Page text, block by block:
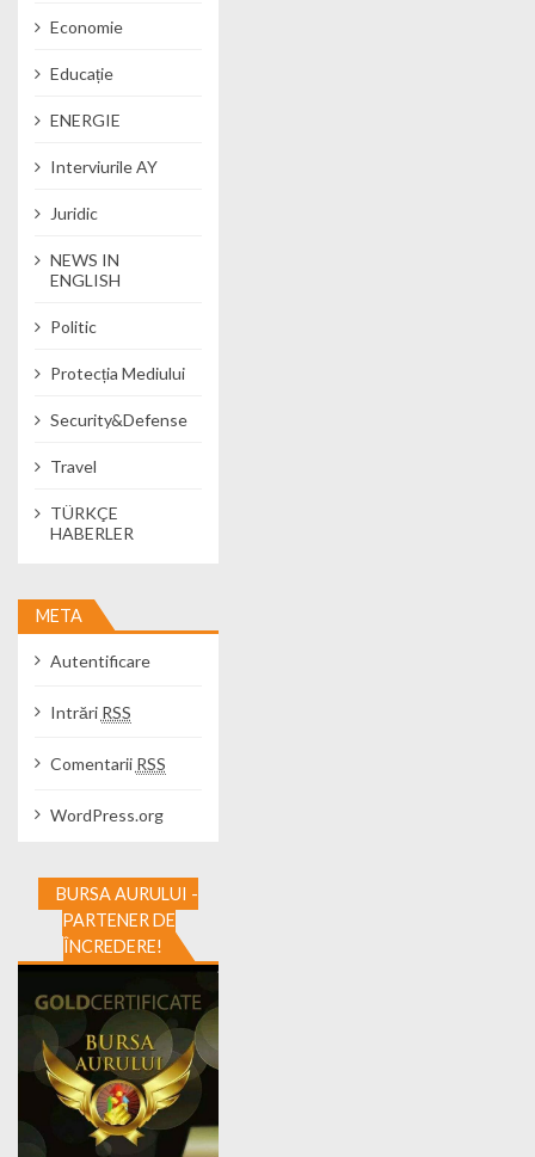
Economie
Educație
ENERGIE
Interviurile AY
Juridic
NEWS IN
ENGLISH
Politic
Protecția Mediului
Security&Defense
Travel
TÜRKÇE
HABERLER
META
Autentificare
Intrări RSS
Comentarii RSS
WordPress.org
BURSA AURULUI -
PARTENER DE
ÎNCREDERE!